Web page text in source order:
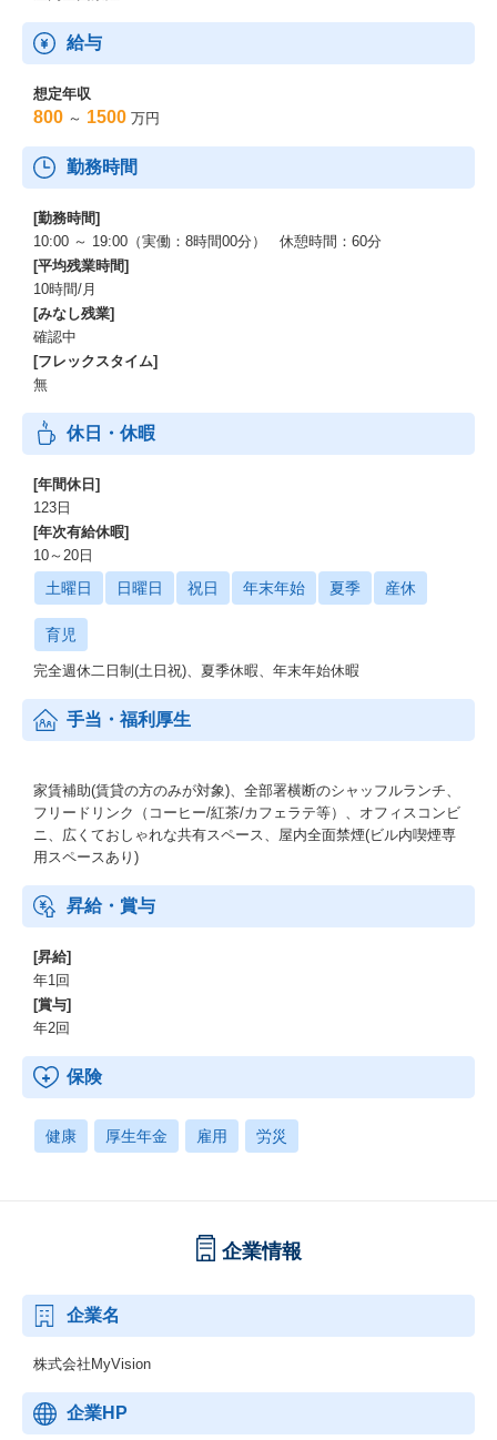
給与
想定年収
800 ～ 1500 万円
勤務時間
[勤務時間]
10:00 ～ 19:00（実働：8時間00分） 休憩時間：60分
[平均残業時間]
10時間/月
[みなし残業]
確認中
[フレックスタイム]
無
休日・休暇
[年間休日]
123日
[年次有給休暇]
10～20日
土曜日 日曜日 祝日 年末年始 夏季 産休
育児
完全週休二日制(土日祝)、夏季休暇、年末年始休暇
手当・福利厚生
家賃補助(賃貸の方のみが対象)、全部署横断のシャッフルランチ、
フリードリンク（コーヒー/紅茶/カフェラテ等）、オフィスコンビ
ニ、広くておしゃれな共有スペース、屋内全面禁煙(ビル内喫煙専
用スペースあり)
昇給・賞与
[昇給]
年1回
[賞与]
年2回
保険
健康 厚生年金 雇用 労災
企業情報
企業名
株式会社MyVision
企業HP